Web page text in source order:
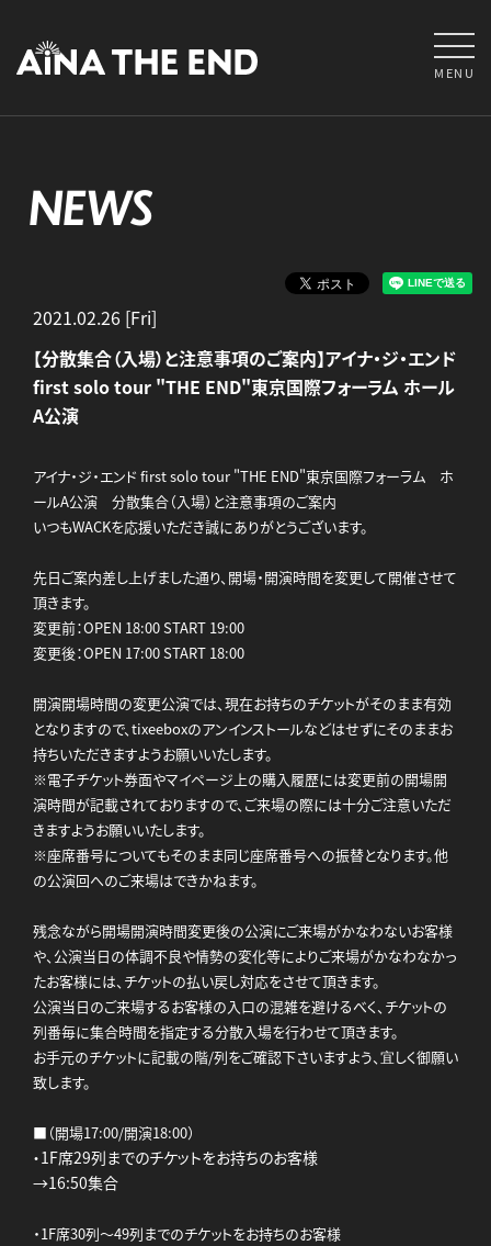
MENU
NEWS
2021.02.26 [Fri]
【分散集合（入場）と注意事項のご案内】アイナ・ジ・エンド
first solo tour "THE END"東京国際フォーラム ホール
A公演
アイナ・ジ・エンド first solo tour "THE END"東京国際フォーラム ホ
ールA公演 分散集合（入場）と注意事項のご案内
いつもWACKを応援いただき誠にありがとうございます。
先日ご案内差し上げました通り、開場・開演時間を変更して開催させて
頂きます。
変更前：OPEN 18:00 START 19:00
変更後：OPEN 17:00 START 18:00
開演開場時間の変更公演では、現在お持ちのチケットがそのまま有効
となりますので、tixeeboxのアンインストールなどはせずにそのままお
持ちいただきますようお願いいたします。
※電子チケット券面やマイページ上の購入履歴には変更前の開場開
演時間が記載されておりますので、ご来場の際には十分ご注意いただ
きますようお願いいたします。
※座席番号についてもそのまま同じ座席番号への振替となります。他
の公演回へのご来場はできかねます。
残念ながら開場開演時間変更後の公演にご来場がかなわないお客様
や、公演当日の体調不良や情勢の変化等によりご来場がかなわなかっ
たお客様には、チケットの払い戻し対応をさせて頂きます。
公演当日のご来場するお客様の入口の混雑を避けるべく、チケットの
列番毎に集合時間を指定する分散入場を行わせて頂きます。
お手元のチケットに記載の階/列をご確認下さいますよう、宜しく御願い
致します。
■（開場17:00/開演18:00）
・1F席29列までのチケットをお持ちのお客様
→16:50集合
・1F席30列～49列までのチケットをお持ちのお客様